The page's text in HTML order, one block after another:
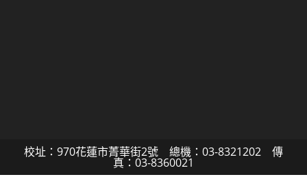
校址：970花蓮市菁華街2號 總機：03-8321202 傳
真：03-8360021